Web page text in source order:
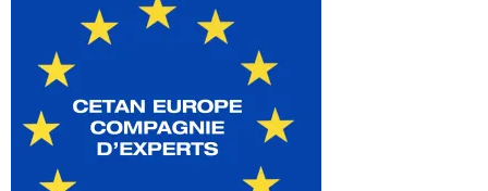
Actualités
Droit et Expertise
Nos Experts
Membres d’honneur